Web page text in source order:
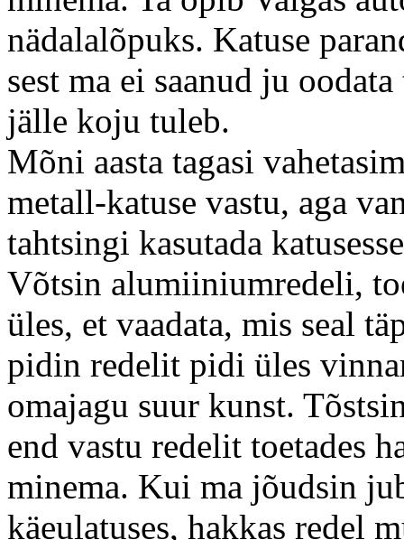
nädalalõpuks. Katuse
sest ma ei saanud ju
jälle koju tuleb.
Mõni aasta tagasi
metall-katuse vastu, aga
tahtsingi kasutada
Võtsin alumiiniumredeli,
üles, et vaadata, mis seal
pidin redelit pidi üles
omajagu suur kunst.
end vastu redelit toetades
minema. Kui ma jõudsin
käeulatuses, hakkas redel